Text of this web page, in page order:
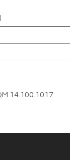
14.100.1017